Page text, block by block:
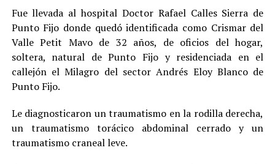
Fue llevada al hospital Doctor Rafael Calles Sierra de
Punto Fijo donde quedó identificada como Crismar del
Valle Petit Mavo de 32 años, de oficios del hogar,
soltera, natural de Punto Fijo y residenciada en el
callejón el Milagro del sector Andrés Eloy Blanco de
Punto Fijo.
Le diagnosticaron un traumatismo en la rodilla derecha,
un traumatismo torácico abdominal cerrado y un
traumatismo craneal leve.